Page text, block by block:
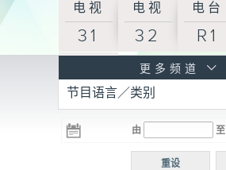
电视
31
电视
32
电台
R1
R3
电台 电台
R5
电台
普通
更多频道
节目语言／类别
由 至
重设